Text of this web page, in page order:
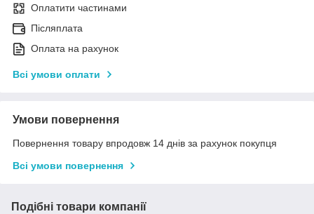
Оплатити частинами
Післяплата
Оплата на рахунок
Всі умови оплати
Умови повернення
Повернення товару впродовж 14 днів за рахунок покупця
Всі умови повернення
Подібні товари компанії